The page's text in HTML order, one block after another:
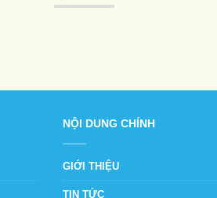
NỘI DUNG CHÍNH
GIỚI THIỆU
TIN TỨC